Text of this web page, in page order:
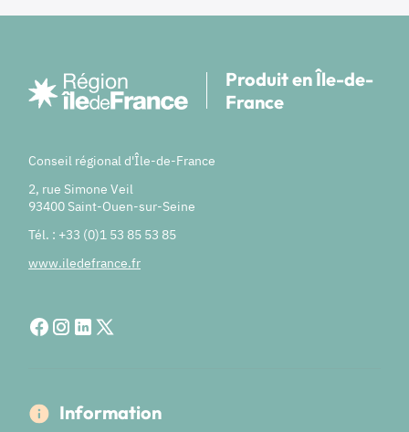
Produit en Île-de-
France
Conseil régional d'Île-de-France
2, rue Simone Veil
93400 Saint-Ouen-sur-Seine
Tél. : +33 (0)1 53 85 53 85
www.iledefrance.fr
Information